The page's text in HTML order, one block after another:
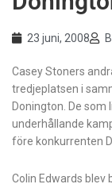
23 juni, 2008
Casey Stoners
tredjeplatsen i
Donington. De
underhållande
före konkurrenten
Colin Edwards blev